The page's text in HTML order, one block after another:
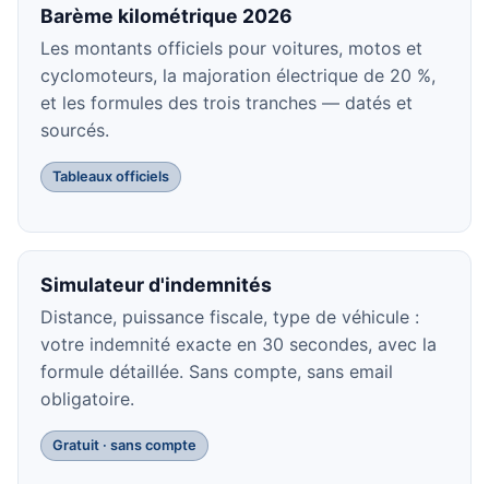
Barème kilométrique 2026
Les montants officiels pour voitures, motos et
cyclomoteurs, la majoration électrique de 20 %,
et les formules des trois tranches — datés et
sourcés.
Tableaux officiels
Simulateur d'indemnités
Distance, puissance fiscale, type de véhicule :
votre indemnité exacte en 30 secondes, avec la
formule détaillée. Sans compte, sans email
obligatoire.
Gratuit · sans compte